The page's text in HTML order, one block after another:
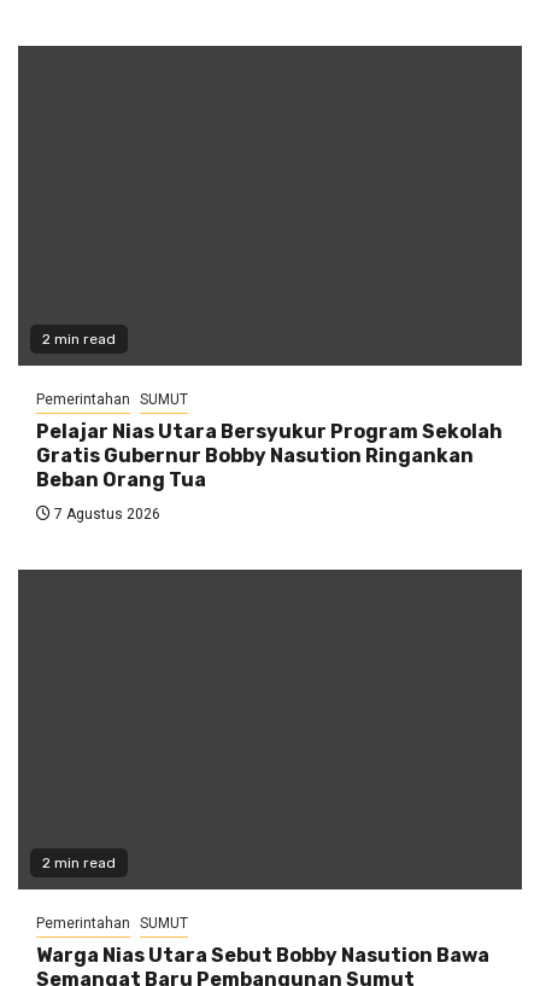
2 min read
Pemerintahan SUMUT
Pelajar Nias Utara Bersyukur Program Sekolah
Gratis Gubernur Bobby Nasution Ringankan
Beban Orang Tua
7 Agustus 2026
2 min read
Pemerintahan SUMUT
Warga Nias Utara Sebut Bobby Nasution Bawa
Semangat Baru Pembangunan Sumut